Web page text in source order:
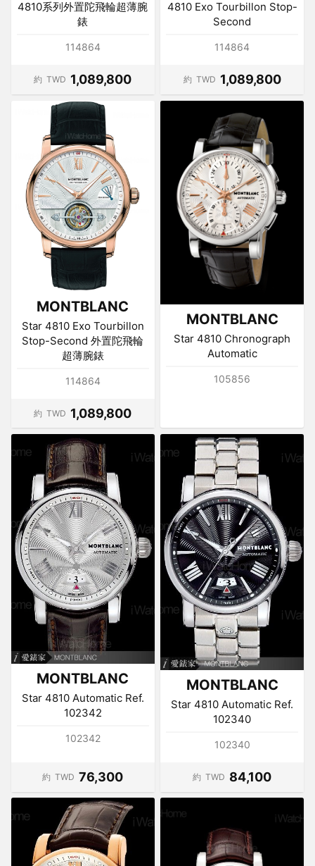
4810系列外置陀飛輪超薄腕
錶
114864
約 TWD 1,089,800
4810 Exo Tourbillon Stop-
Second
114864
約 TWD 1,089,800
MONTBLANC
Star 4810 Exo Tourbillon
Stop-Second 外置陀飛輪
超薄腕錶
114864
約 TWD 1,089,800
MONTBLANC
Star 4810 Chronograph
Automatic
105856
MONTBLANC
Star 4810 Automatic Ref.
102342
102342
約 TWD 76,300
MONTBLANC
Star 4810 Automatic Ref.
102340
102340
約 TWD 84,100